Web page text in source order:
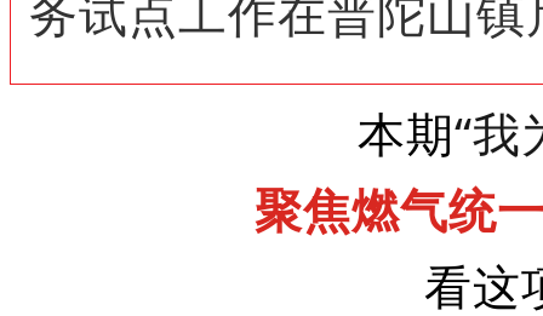
务试点工作在普陀山镇
本期“我
聚焦燃气统
看这